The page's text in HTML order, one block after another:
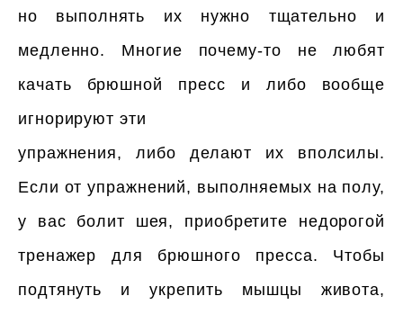
но выполнять их нужно тщательно и
медленно. Многие почему-то не любят
качать брюшной пресс и либо вообще
игнорируют эти
упражнения, либо делают их вполсилы.
Если от упражнений, выполняемых на полу,
у вас болит шея, приобретите недорогой
тренажер для брюшного пресса. Чтобы
подтянуть и укрепить мышцы живота,